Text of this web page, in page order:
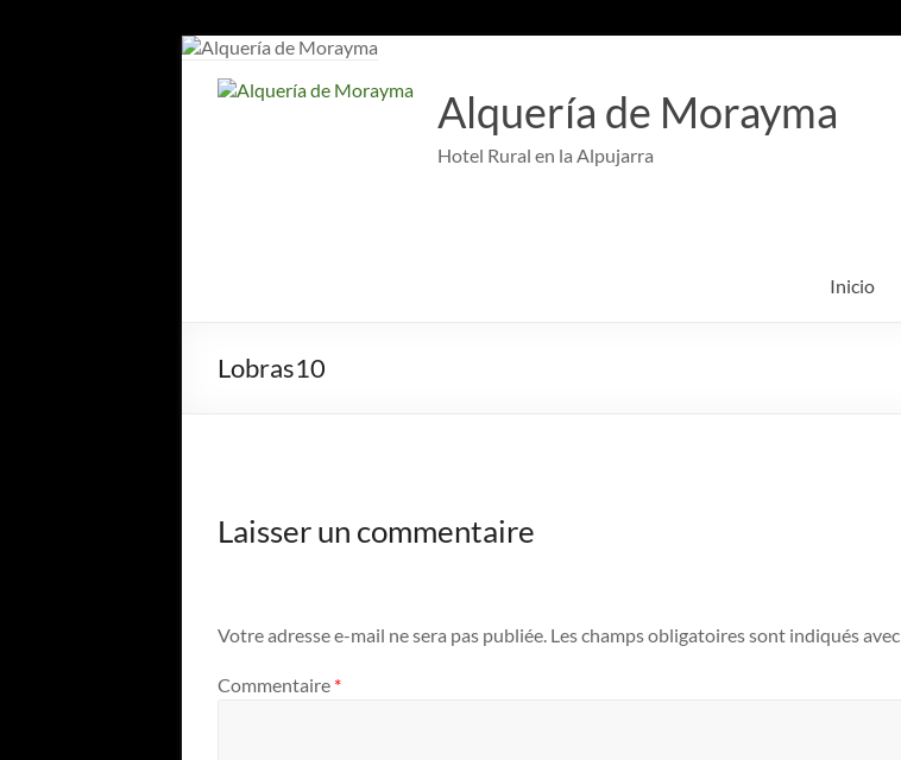
Aller
contenu
Alquería de Morayma
Hotel Rural en la Alpujarra
Inicio
Lobras10
Laisser un commentaire
Votre adresse e-mail ne sera pas publiée. Les champs obligatoires sont indiqués avec
Commentaire *